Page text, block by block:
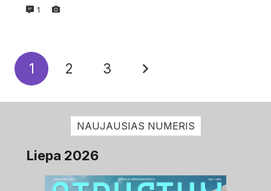
1
1 2 3
NAUJAUSIAS NUMERIS
Liepa 2026